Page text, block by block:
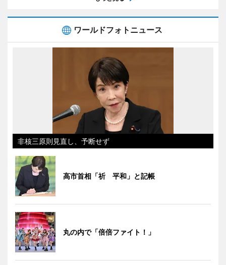
ワールドフォトニュース
非核三原則見直し、予断せず
高市首相「祈 平和」と記帳
丸の内で「倍倍ファイト！」